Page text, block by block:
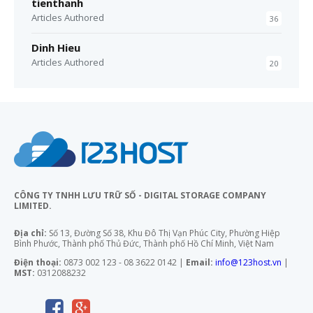
tienthanh
Articles Authored 36
Dinh Hieu
Articles Authored 20
CÔNG TY TNHH LƯU TRỮ SỐ - DIGITAL STORAGE COMPANY
LIMITED.
Địa chỉ: Số 13, Đường Số 38, Khu Đô Thị Vạn Phúc City, Phường Hiệp
Bình Phước, Thành phố Thủ Đức, Thành phố Hồ Chí Minh, Việt Nam
Điện thoại: 0873 002 123 - 08 3622 0142 | Email: info@123host.vn |
MST: 0312088232